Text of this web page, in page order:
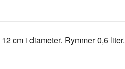
cm i diameter. Rymmer 0,6 liter.